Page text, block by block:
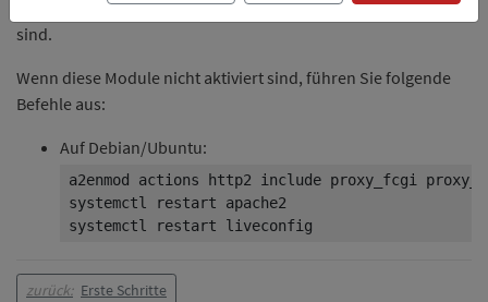
eine Liste wichtiger Apache-Module und ob diese aktiviert
sind.
Wenn diese Module nicht aktiviert sind, führen Sie folgende
Befehle aus:
Auf Debian/Ubuntu:
a2enmod actions http2 include proxy_fcgi
systemctl restart apache2
zurück: Erste Schritte